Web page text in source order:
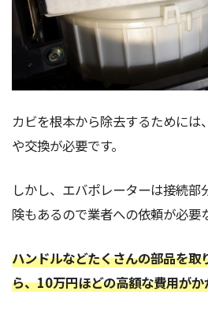
カビを根本から除去するために
や交換が必要です。
しかし、エバポレーターは接続
険もあるので業者への依頼が必要
ハンドルなどたくさんの部品を取
ら、10万円ほどの高額な費用がか